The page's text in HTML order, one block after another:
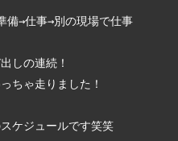
備→仕事→別の現場で仕事
しの連続！
ちゃ走りました！
ケジュールです笑笑